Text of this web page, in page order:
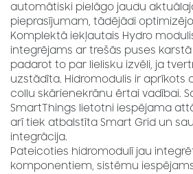
automātiski pielāgo jaudu
pieprasījumam, tādējādi
Komplektā iekļautais Hydro
integrējams ar trešās puses
padarot to par lielisku izvēli, ja
uzstādīta. Hidromodulis ir aprīkots
collu skārienekrānu ērtai vadībai.
SmartThings lietotni iespējama
arī tiek atbalstīta Smart Grid un
integrācija.
Pateicoties hidromodulī jau
komponentiem, sistēmu